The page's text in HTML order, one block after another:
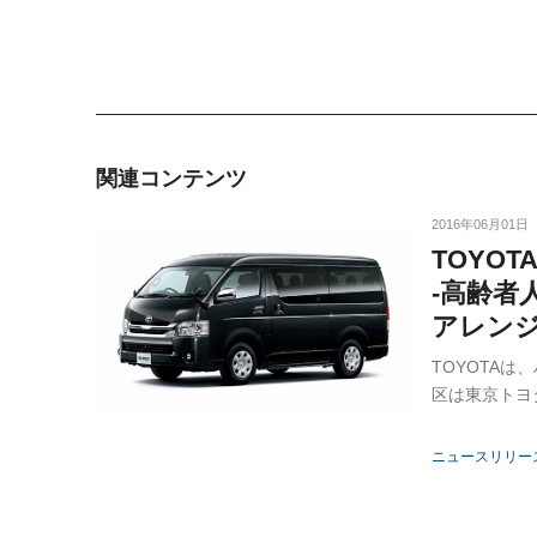
関連コンテンツ
2016年06月01日
-高齢者
アレン
TOYOTAは
区は東京ト
ニュースリリー